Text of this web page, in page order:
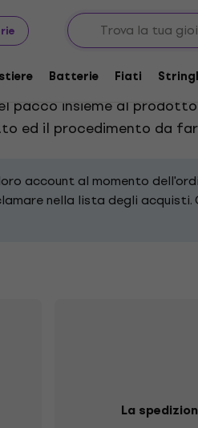
Batterie Fiati
del problema che
pacco insieme al
ed il procedimento da
account al momento
nella lista degli
La